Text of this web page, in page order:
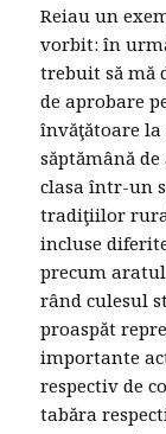
Reiau un
vorbit: în
trebuit să mă
de aprobare
învăţătoare la
săptămână
clasa într-un
tradiţiilor
incluse
precum
rând culesul
proaspăt
importante
respectiv de
tabăra